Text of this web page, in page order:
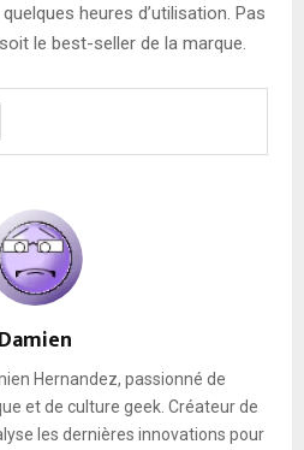
heures d’utilisation. Pas
le best-seller de la marque.
Damien
Hernandez, passionné de
et de culture geek. Créateur de
les dernières innovations pour